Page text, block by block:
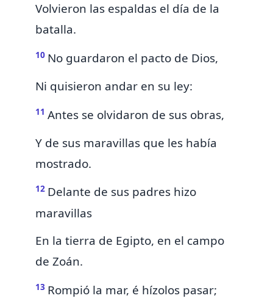
Volvieron las espaldas el día de la
batalla.
10 No guardaron el pacto de Dios,
Ni quisieron andar en su ley:
11 Antes se olvidaron de sus obras,
Y de sus maravillas que les había
mostrado.
12 Delante de sus padres hizo
maravillas
En la tierra de Egipto, en el campo
de Zoán.
13 Rompió la mar, é hízolos pasar;